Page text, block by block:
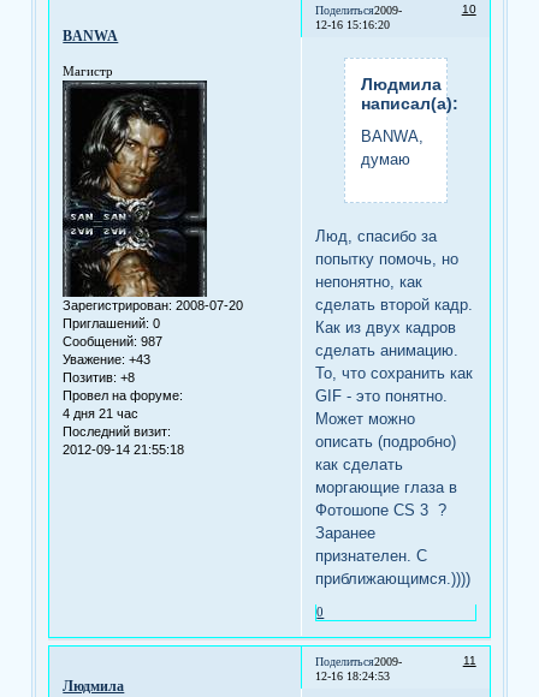
Поделиться 10
2009-
12-16 15:16:20
BANWA
Магистр
Зарегистрирован: 2008-07-20
Приглашений: 0
Сообщений: 987
Уважение: +43
Позитив: +8
Провел на форуме:
4 дня 21 час
Последний визит:
2012-09-14 21:55:18
Людмила
написал(а):
BANWA,
думаю
Люд, спасибо за
попытку помочь, но
непонятно, как
сделать второй кадр.
Как из двух кадров
сделать анимацию.
То, что сохранить как
GIF - это понятно.
Может можно
описать (подробно)
как сделать
моргающие глаза в
Фотошопе CS 3 ?
Заранее
признателен. С
приближающимся.))))
0
Поделиться 11
2009-
12-16 18:24:53
Людмила